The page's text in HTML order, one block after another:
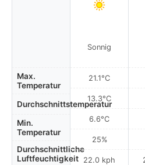
Max.
Temperatur
Durchschnittstemperatur
Min.
Temperatur
Durchschnittliche
Luftfeuchtigkeit
Sonnig
21.1°C
13.3°C
6.6°C
25%
22.0 kph